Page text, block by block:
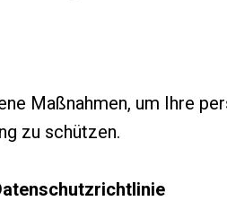
Maßnahmen, um Ihre
zu schützen.